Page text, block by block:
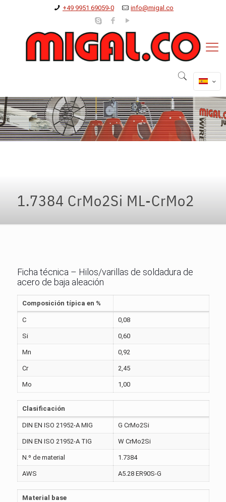
+49 9951 69059-0 info@migal.co
1.7384 CrMo2Si ML-CrMo2
Ficha técnica – Hilos/varillas de soldadura de
acero de baja aleación
Composición típica en %
C 0,08
Si 0,60
Mn 0,92
Cr 2,45
Mo 1,00
Clasificación
DIN EN ISO 21952-A MIG G CrMo2Si
DIN EN ISO 21952-A TIG W CrMo2Si
N.º de material 1.7384
AWS A5.28 ER90S-G
Material base